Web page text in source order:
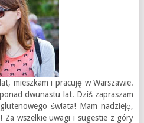
mieszkam i pracuję w Warszawie.
dwunastu lat. Dziś zapraszam
świata! Mam nadzieję,
Za wszelkie uwagi i sugestie z góry